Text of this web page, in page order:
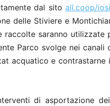
dal sito all.coop/iosi
delle Stiviere e
saranno utilizzate
Parco svolge nei canali
acquatico e contrastarne
di asportazione